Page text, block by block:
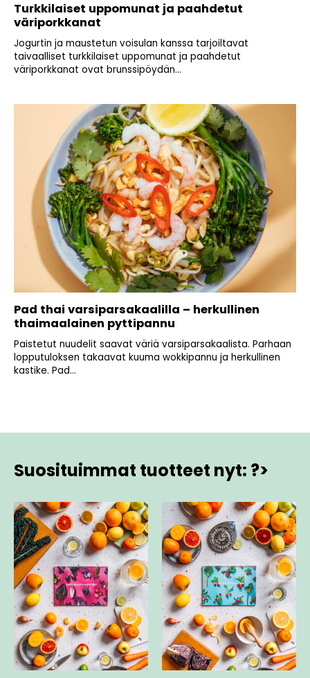
Turkkilaiset uppomunat ja paahdetut
väriporkkanat
Jogurtin ja maustetun voisulan kanssa tarjoiltavat
taivaalliset turkkilaiset uppomunat ja paahdetut
väriporkkanat ovat brunssipöydän...
Pad thai varsiparsakaalilla – herkullinen
thaimaalainen pyttipannu
Paistetut nuudelit saavat väriä varsiparsakaalista. Parhaan
lopputuloksen takaavat kuuma wokkipannu ja herkullinen
kastike. Pad...
Suosituimmat tuotteet nyt: ?>